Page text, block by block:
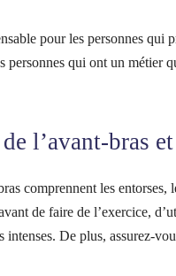
pour les personnes
personnes qui ont un métier
l’avant-bras
comprennent les
de faire de l’exercice,
intenses. De plus, assurez-